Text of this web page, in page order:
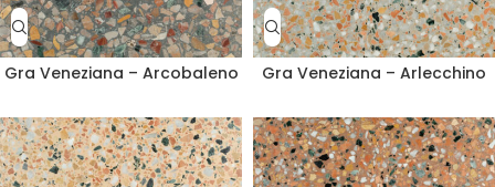
Gra Veneziana – Arcobaleno Gra Veneziana – Arlecchino